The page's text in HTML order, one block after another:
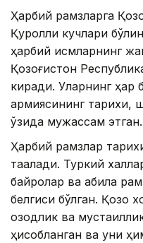
Ҳарбий рамзларга
Қуролли кучлари
ҳарбий қисмларнинг
Қозоғистон
киради. Уларнинг ҳар
армиясининг тарихи,
ўзида мужассам этган.
Ҳарбий рамзлар
тақалади. Туркий
байроқлар ва қабила
белгиси бўлган. Қозоқ
озодлик ва
ҳисобланган ва уни